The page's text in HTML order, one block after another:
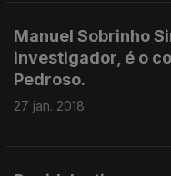
Manuel Sobrinho
investigador, é o
Pedroso.
27 jan. 2018